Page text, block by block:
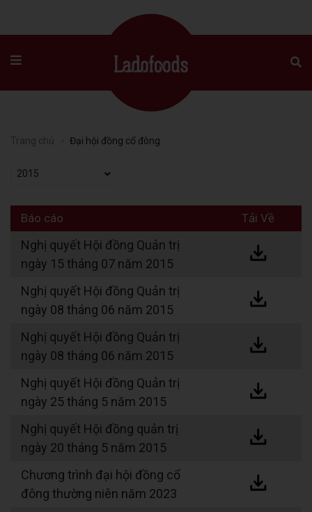
Trang chủ Đại hội đồng cổ đông
2015
Báo cáo Tải Về
Nghị quyết Hội đồng Quản trị
ngày 15 tháng 07 năm 2015
Nghị quyết Hội đồng Quản trị
ngày 08 tháng 06 năm 2015
Nghị quyết Hội đồng Quản trị
ngày 08 tháng 06 năm 2015
Nghị quyết Hội đồng Quản trị
ngày 25 tháng 5 năm 2015
Nghị quyết Hội đồng quản trị
ngày 20 tháng 5 năm 2015
Chương trình đại hội đồng cổ
đông thường niên năm 2023